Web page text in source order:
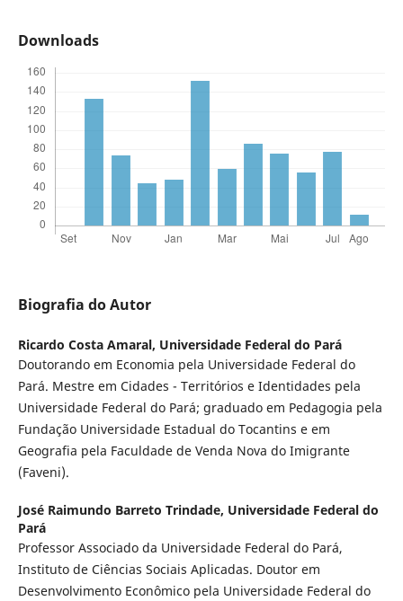
Downloads
Biografia do Autor
Ricardo Costa Amaral, Universidade Federal do Pará
Doutorando em Economia pela Universidade Federal do
Pará. Mestre em Cidades - Territórios e Identidades pela
Universidade Federal do Pará; graduado em Pedagogia pela
Fundação Universidade Estadual do Tocantins e em
Geografia pela Faculdade de Venda Nova do Imigrante
(Faveni).
José Raimundo Barreto Trindade, Universidade Federal do
Pará
Professor Associado da Universidade Federal do Pará,
Instituto de Ciências Sociais Aplicadas. Doutor em
Desenvolvimento Econômico pela Universidade Federal do